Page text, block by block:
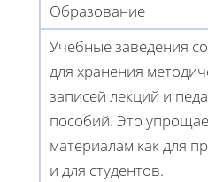
Образование
Учебные заведения
для хранения
записей лекций и
пособий. Это
материалам как для
и для студентов.